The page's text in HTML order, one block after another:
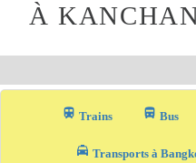
À
train Trains directions_bus_filled Bus
local_taxi Transports à